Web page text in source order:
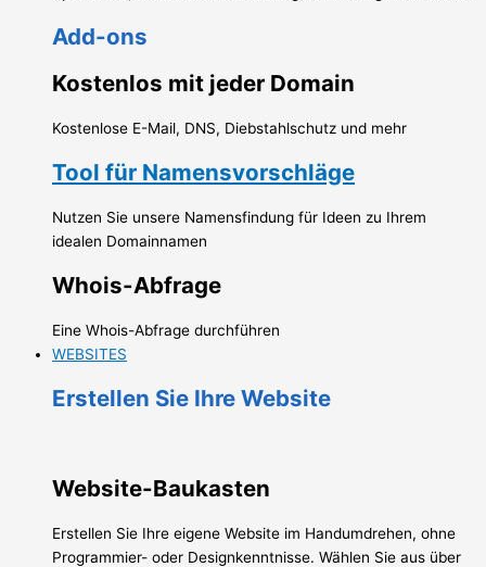
Add-ons
Kostenlos mit jeder Domain
Kostenlose E-Mail, DNS, Diebstahlschutz und mehr
Tool für Namensvorschläge
Nutzen Sie unsere Namensfindung für Ideen zu Ihrem
idealen Domainnamen
Whois-Abfrage
Eine Whois-Abfrage durchführen
WEBSITES
Erstellen Sie Ihre Website
Website-Baukasten
Erstellen Sie Ihre eigene Website im Handumdrehen, ohne
Programmier- oder Designkenntnisse. Wählen Sie aus über